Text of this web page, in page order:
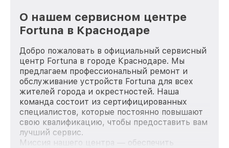
О нашем сервисном центре
Fortuna в Краснодаре
Добро пожаловать в официальный сервисный
центр Fortuna в городе Краснодаре. Мы
предлагаем профессиональный ремонт и
обслуживание устройств Fortuna для всех
жителей города и окрестностей. Наша
команда состоит из сертифицированных
специалистов, которые постоянно повышают
свою квалификацию, чтобы предоставить вам
лучший сервис.
Миссия нашего центра — обеспечить